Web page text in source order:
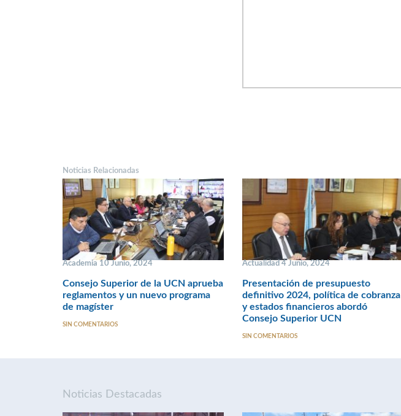
Noticias Relacionadas
Academia 10 Junio, 2024
Consejo Superior de la UCN aprueba
reglamentos y un nuevo programa
de magíster
SIN COMENTARIOS
Actualidad 4 Junio, 2024
Presentación de presupuesto
definitivo 2024, política de cobranza
y estados financieros abordó
Consejo Superior UCN
SIN COMENTARIOS
Noticias Destacadas